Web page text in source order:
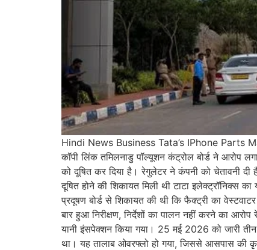
Hindi News Business Tata’s IPhone Parts
कॉपी लिंक तमिलनाडु पॉल्यूशन कंट्रोल बोर्ड ने आरोप
को दूषित कर दिया है। रेगुलेटर ने कंपनी को चेतावनी
दूषित होने की शिकायत मिली थी टाटा
प्रदूषण बोर्ड से शिकायत की थी कि फैक्ट्री का
बार हुआ निरीक्षण, निर्देशों का पालन नहीं करने का
यानी इंसपेक्शन किया गया। 25 मई 2026 को जारी तीन
था। यह तालाब ओवरफ्लो हो गया, जिससे आसपास की